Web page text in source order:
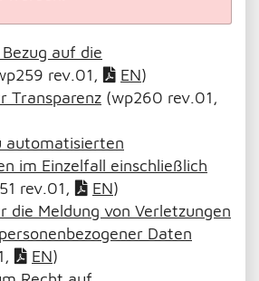
auf die
rev.01, EN)
Transparenz (wp260 rev.01,
automatisierten
im Einzelfall einschließlich
rev.01, EN)
die Meldung von Verletzungen
Daten
EN)